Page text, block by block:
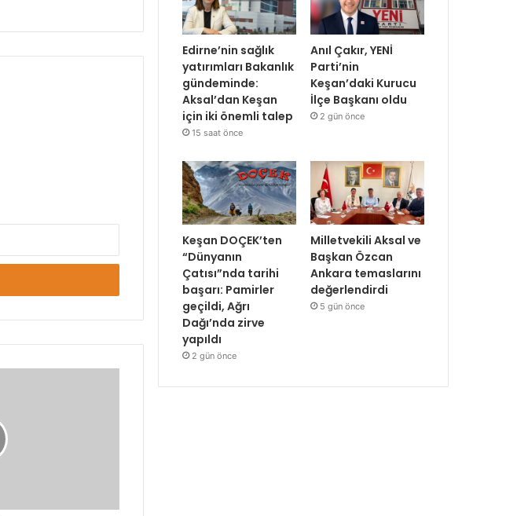
Edirne’nin sağlık
yatırımları Bakanlık
gündeminde:
Aksal’dan Keşan
için iki önemli talep
15 saat önce
Anıl Çakır, YENİ
Parti’nin
Keşan’daki Kurucu
İlçe Başkanı oldu
2 gün önce
Keşan DOÇEK’ten
“Dünyanın
Çatısı”nda tarihi
başarı: Pamirler
geçildi, Ağrı
Dağı’nda zirve
yapıldı
2 gün önce
Milletvekili Aksal ve
Başkan Özcan
Ankara temaslarını
değerlendirdi
5 gün önce